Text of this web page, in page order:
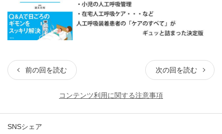
前の回を読む 次の回を読む
コンテンツ利用に関する注意事項
SNSシェア